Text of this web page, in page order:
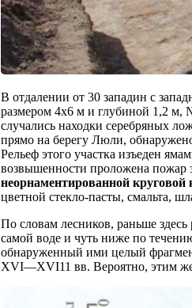
В отдалении от 30 западин с
размером 4x6 м и глубиной 1,2
случались находки серебряных
прямо на берегу Люли,
Рельеф этого участка изъеден
возвышенности проложена пожар
неорнаментированной круговой
цветной стекло-пасты, смальта,
По словам лесников, раньше
самой воде и чуть ниже по
обнаруженный ими целый
XVI—XVI11 вв. Вероятно, этим же